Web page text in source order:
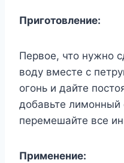
Приготовление:
Первое, что нужно
воду вместе с
огонь и дайте
добавьте лимонный
перемешайте все
Применение: